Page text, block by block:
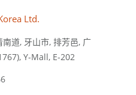
Ltd.
道, 牙山市, 排芳邑, 广
Y-Mall, E-202